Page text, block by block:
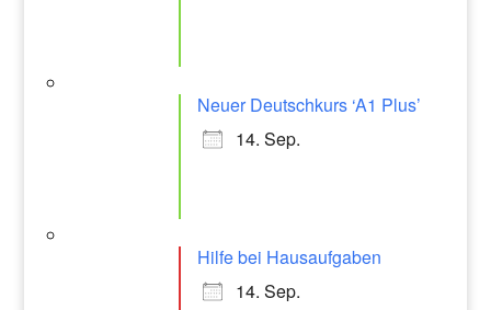
Neuer Deutschkurs ‘A1 Plus’
14. Sep.
Hilfe bei Hausaufgaben
14. Sep.